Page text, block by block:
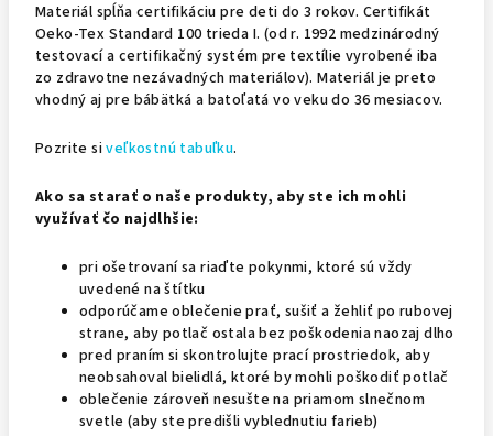
Materiál spĺňa certifikáciu pre deti do 3 rokov. Certifikát
Oeko-Tex Standard 100 trieda I. (od r. 1992 medzinárodný
testovací a certifikačný systém pre textílie vyrobené iba
zo zdravotne nezávadných materiálov). Materiál je preto
vhodný aj pre bábätká a batoľatá vo veku do 36 mesiacov.
Pozrite siveľkostnú tabuľku.
Ako sa starať o naše produkty, aby ste ich mohli
využívať čo najdlhšie:
pri ošetrovaní sa riaďte pokynmi, ktoré sú vždy
uvedené na štítku
odporúčame oblečenie prať, sušiť a žehliť po rubovej
strane, aby potlač ostala bez poškodenia naozaj dlho
pred praním si skontrolujte prací prostriedok, aby
neobsahoval bielidlá, ktoré by mohli poškodiť potlač
oblečenie zároveň nesušte na priamom slnečnom
svetle (aby ste predišli vyblednutiu farieb)